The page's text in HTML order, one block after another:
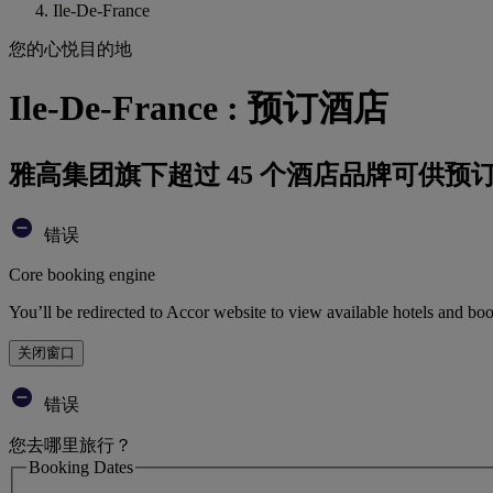
Ile-De-France
您的心悦目的地
Ile-De-France : 预订酒店
雅高集团旗下超过 45 个酒店品牌可供预
错误
Core booking engine
You’ll be redirected to Accor website to view available hotels and
关闭窗口
错误
您去哪里旅行？
Booking Dates